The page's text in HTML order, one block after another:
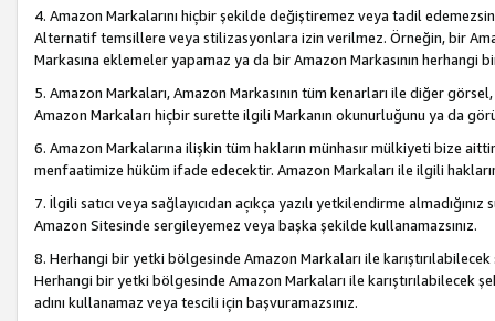
4. Amazon Markalarını hiçbir şekilde değiştiremez veya tadil
Alternatif temsillere veya stilizasyonlara izin verilmez. Örneğin, bir
Markasına eklemeler yapamaz ya da bir Amazon Markasının herhangi
5. Amazon Markaları, Amazon Markasının tüm kenarları ile diğer
Amazon Markaları hiçbir surette ilgili Markanın okunurluğunu ya da
6. Amazon Markalarına ilişkin tüm hakların münhasır mülkiyeti bize
menfaatimize hüküm ifade edecektir. Amazon Markaları ile ilgili
7. İlgili satıcı veya sağlayıcıdan açıkça yazılı yetkilendirme
Amazon Sitesinde sergileyemez veya başka şekilde kullanamazsınız.
8. Herhangi bir yetki bölgesinde Amazon Markaları ile
Herhangi bir yetki bölgesinde Amazon Markaları ile karıştırılabilecek
adını kullanamaz veya tescili için başvuramazsınız.